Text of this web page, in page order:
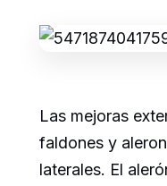
Las mejoras
faldones y
laterales. El